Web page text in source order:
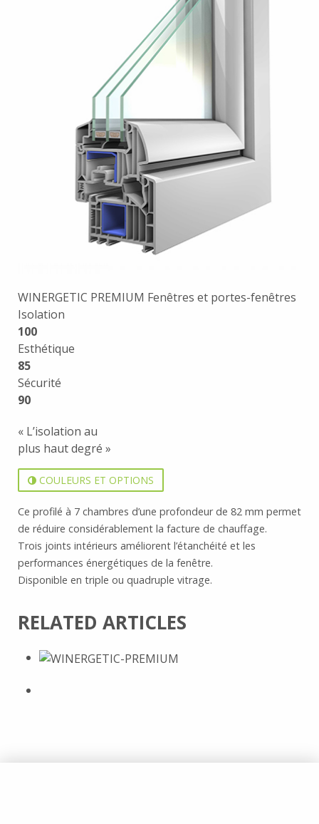
WINERGETIC PREMIUM Fenêtres et portes-fenêtres
Isolation
100
Esthétique
85
Sécurité
90
« L’isolation au
plus haut degré »
COULEURS ET OPTIONS
Ce profilé à 7 chambres d’une profondeur de 82 mm permet
de réduire considérablement la facture de chauffage.
Trois joints intérieurs améliorent l’étanchéité et les
performances énergétiques de la fenêtre.
Disponible en triple ou quadruple vitrage.
RELATED ARTICLES